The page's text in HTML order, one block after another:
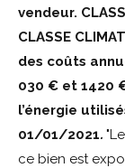
vendeur.
CLASSE
des coûts
030 € et 1420
l’énergie
01/01/2021.
ce bien est